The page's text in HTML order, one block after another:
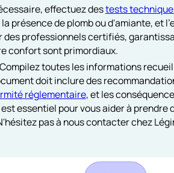
effectuez destests
présence de plomb ou d'amiante, et
des professionnels certifiés,
confort sont primordiaux.
toutes les informations
doit inclure des
réglementaire, et les
essentiel pour vous aider à prendre
pas à nous contacter chez